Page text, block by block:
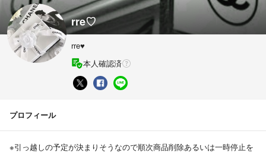
rre♡
rre♥
本人確認済
プロフィール
※引っ越しの予定が決まりそうなので順次商品削除あるいは一時停止を